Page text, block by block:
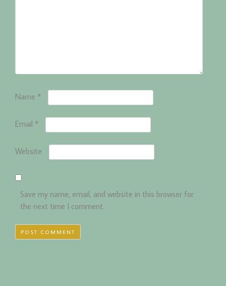
Name *
Email *
Website
Save my name, email, and website in this browser for
the next time I comment.